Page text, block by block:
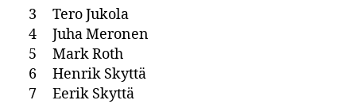
3 Tero Jukola
4 Juha Meronen
5 Mark Roth
6 Henrik Skyttä
7 Eerik Skyttä